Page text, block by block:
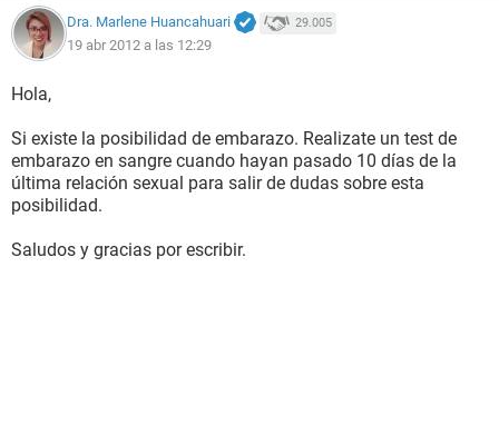
Dra. Marlene Huancahuari 29.005
19 abr 2012 a las 12:29
Hola,
Si existe la posibilidad de embarazo. Realizate un test de
embarazo en sangre cuando hayan pasado 10 días de la
última relación sexual para salir de dudas sobre esta
posibilidad.
Saludos y gracias por escribir.